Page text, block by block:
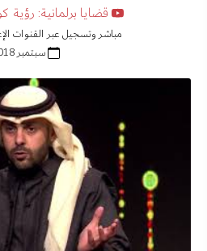
قضايا برلمانية: رؤية
مباشر وتسجيل عبر القنوات
سبتمبر 2018